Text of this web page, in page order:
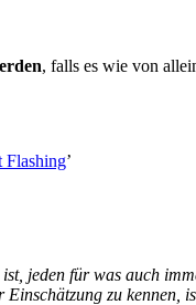
, falls es wie von
Flashing’
jeden für was auch
zu